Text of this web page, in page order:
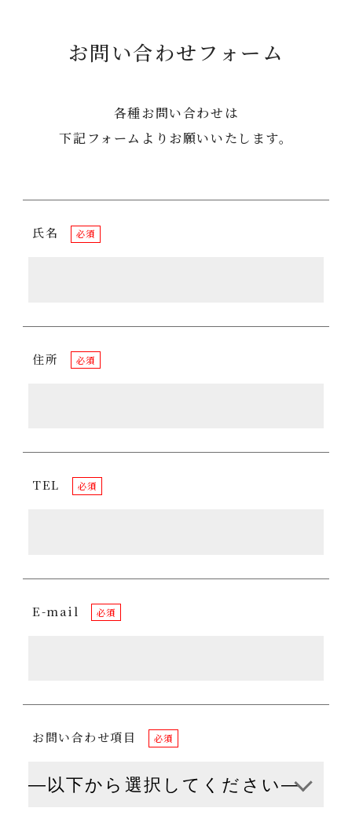
お問い合わせフォーム
各種お問い合わせは
下記フォームよりお願いいたします。
氏名 必須
住所 必須
TEL 必須
E-mail 必須
お問い合わせ項目 必須